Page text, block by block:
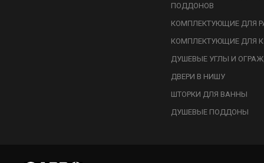
ПОДДОНОВ
КОМПЛЕКТУЮЩИЕ ДЛЯ
КОМПЛЕКТУЮЩИЕ ДЛЯ
ДУШЕВЫЕ УГЛЫ И
ДВЕРИ В НИШУ
ШТОРКИ ДЛЯ ВАННЫ
ДУШЕВЫЕ ПОДДОНЫ